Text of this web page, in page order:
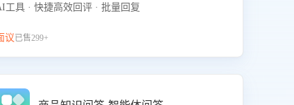
工具 · 快捷高效回评 · 批量回复
议已售299+